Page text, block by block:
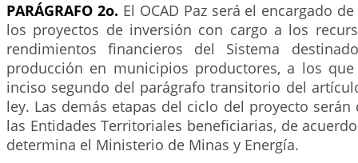
PARÁGRAFO 2o. El OCAD Paz será el encargado
los proyectos de inversión con cargo a los
rendimientos financieros del Sistema
producción en municipios productores, a los
inciso segundo del parágrafo transitorio del
ley. Las demás etapas del ciclo del proyecto
las Entidades Territoriales beneficiarias, de
determina el Ministerio de Minas y Energía.